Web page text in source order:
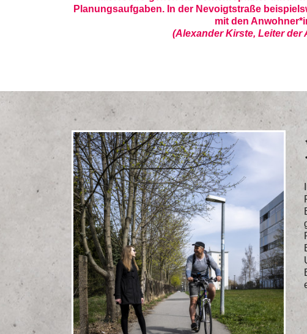
Planungsaufgaben. In der Nevoigtstraße
mit den
(Alexander Kirste, Leiter der